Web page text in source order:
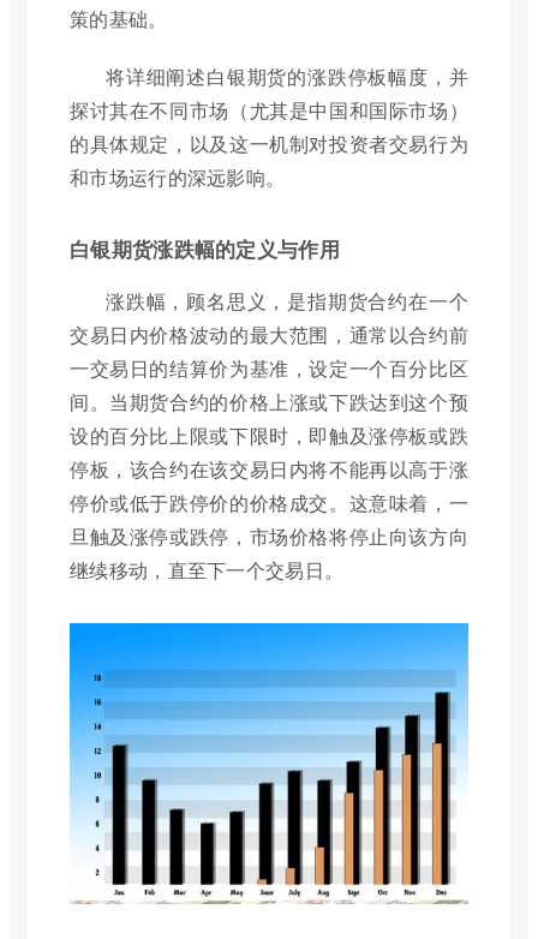
策的基础。
将详细阐述白银期货的涨跌停板幅度，并
探讨其在不同市场（尤其是中国和国际市场）
的具体规定，以及这一机制对投资者交易行为
和市场运行的深远影响。
白银期货涨跌幅的定义与作用
涨跌幅，顾名思义，是指期货合约在一个
交易日内价格波动的最大范围，通常以合约前
一交易日的结算价为基准，设定一个百分比区
间。当期货合约的价格上涨或下跌达到这个预
设的百分比上限或下限时，即触及涨停板或跌
停板，该合约在该交易日内将不能再以高于涨
停价或低于跌停价的价格成交。这意味着，一
旦触及涨停或跌停，市场价格将停止向该方向
继续移动，直至下一个交易日。